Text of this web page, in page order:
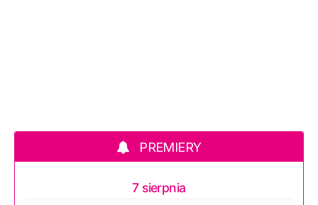
PREMIERY
7 sierpnia